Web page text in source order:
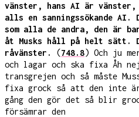
vänster, hans AI är
alls en sanningssökande AI.
som alla de andra, den är
åt Musks håll på helt sätt.
råvänster.
(748.8) Och ju
och lagar och ska fixa Åh
transgrejen och så måste
fixa grock så att den inte
gång den gör det så blir
försämrar den